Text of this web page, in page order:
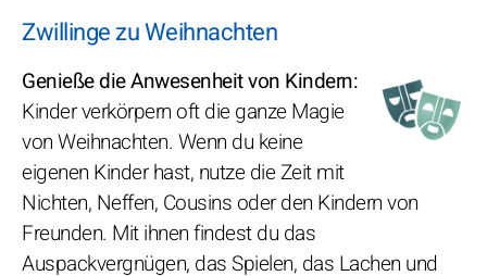
Zwillinge zu Weihnachten
Genieße die Anwesenheit von Kindern:
Kinder verkörpern oft die ganze Magie
von Weihnachten. Wenn du keine
eigenen Kinder hast, nutze die Zeit mit
Nichten, Neffen, Cousins oder den Kindern von
Freunden. Mit ihnen findest du das
Auspackvergnügen, das Spielen, das Lachen und